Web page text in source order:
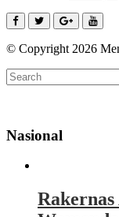
© Copyright 2026
Nasional